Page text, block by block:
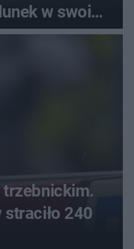
w swoim
trzebnickim.
straciło 240